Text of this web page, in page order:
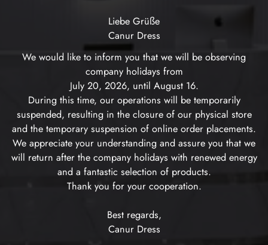
Liebe Grüße
Canur Dress
We would like to inform you that we will be observing
company holidays from
July 20, 2026, until August 16.
During this time, our operations will be temporarily
suspended, resulting in the closure of our physical store
and the temporary suspension of online order placements.
We appreciate your understanding and assure you that we
will return after the company holidays with renewed energy
and a fantastic selection of products.
Thank you for your cooperation.
Best regards,
Canur Dress